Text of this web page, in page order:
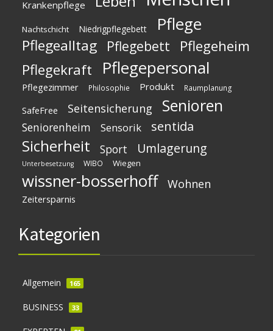
Krankenpflege
Nachtschicht Niedrigpflegebett Pflege
Pflegealltag Pflegebett
Pflegeheim
Pflegekraft
Pflegepersonal
Pflegezimmer Philosophie Produkt Raumplanung
SafeFree Seitensicherung Senioren
Seniorenheim Sensorik sentida
Sicherheit Sport Umlagerung
Unterbesetzung WIBO Wiegen
wissner-bosserhoff Wohnen
Zeitersparnis
Kategorien
Allgemein 165
BUSINESS 33